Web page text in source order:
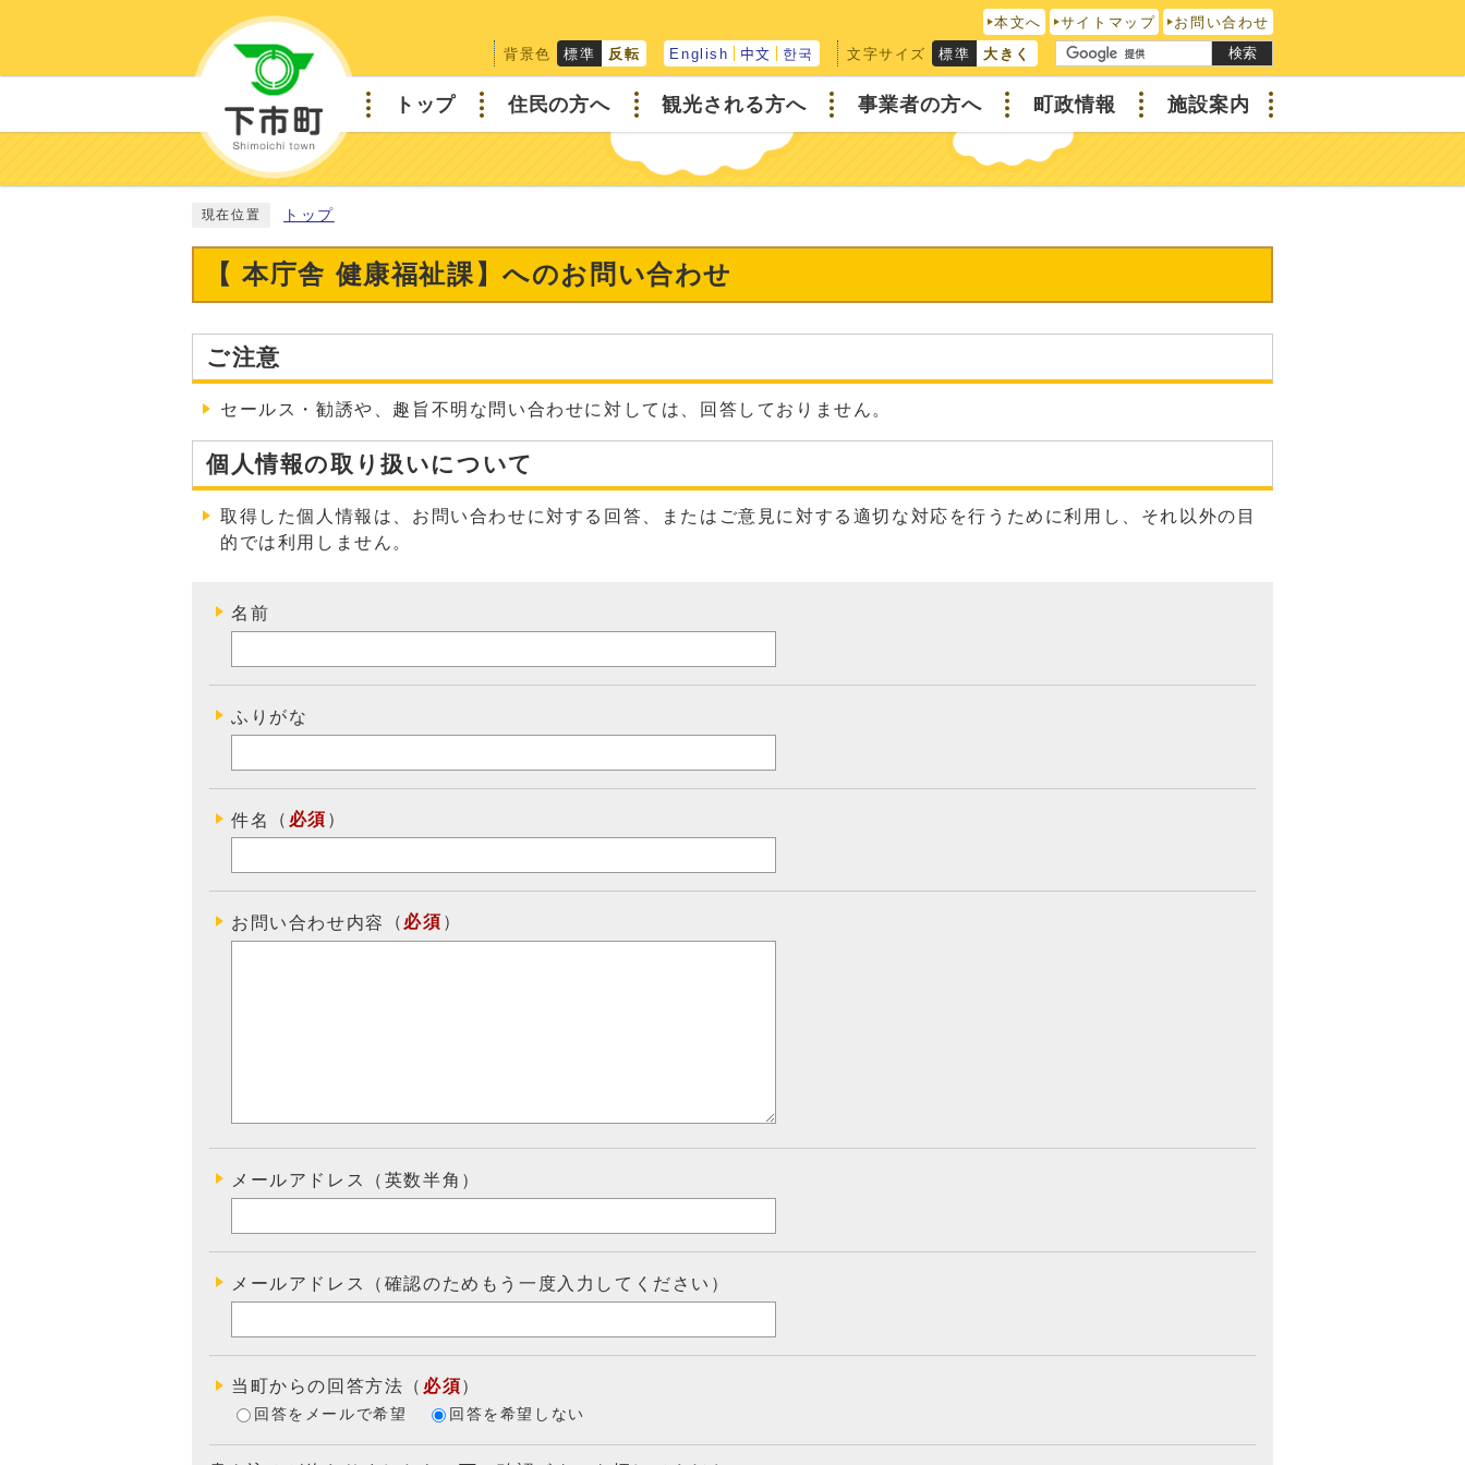
本文へ サイトマップ
お問い合わせ
背景色
標準 反転 English 中文 한국 文字サイズ 標準 大きく 検索
トップ 住民の方へ 観光される方へ 事業者の方へ 町政情報 施設案内
現在位置 トップ
【 本庁舎 健康福祉課】へのお問い合わせ
ご注意
セールス・勧誘や、趣旨不明な問い合わせに対しては、回答しておりません。
個人情報の取り扱いについて
取得した個人情報は、お問い合わせに対する回答、またはご意見に対する適切な対応を行うために利用し、それ以外の目
的では利用しません 。
名前
ふりがな
件名 （ 必須 ）
お問い合わせ内容 （ 必須 ）
メールアドレス（英数半角）
メールアドレス（確認のためもう一度入力してください）
当町からの回答方法 （ 必須）
回答をメールで希望 回答を希望しない